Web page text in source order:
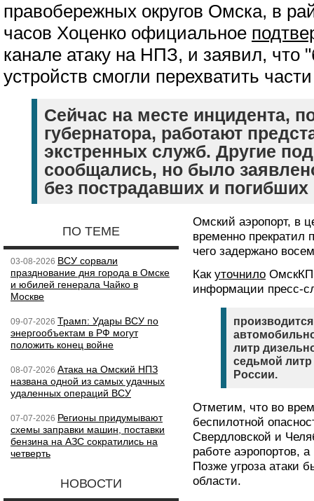
правобережных округов Омска, в
часов Хоценко официальное
канале атаку на НПЗ, и заявил, что
устройств смогли перехватить
Сейчас на месте инцидента,
губернатора, работают
экстренных служб. Другие
сообщались, но было
без пострадавших и погибших
ПО ТЕМЕ
03-08-2026 ВСУ сорвали
празднование дня города в Омске
и юбилей генерала Чайко в
Москве
09-07-2026 Трамп: Удары ВСУ по
энергообъектам в РФ могут
положить конец войне
08-07-2026 Атака на Омский НПЗ
названа одной из самых удачных
удаленных операций ВСУ
07-07-2026 Регионы придумывают
схемы заправки машин, поставки
бензина на АЗС сократились на
четверть
НОВОСТИ
Омский аэропорт, в
временно прекратил
чего задержано
Как уточнило
информации пресс-
литр
седьмой литр
России.
Отметим, что во
беспилотной
Свердловской и
работе аэропортов,
Позже угроза атаки
области.